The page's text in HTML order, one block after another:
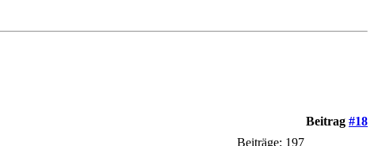
Beitrag #18
Beiträge: 197